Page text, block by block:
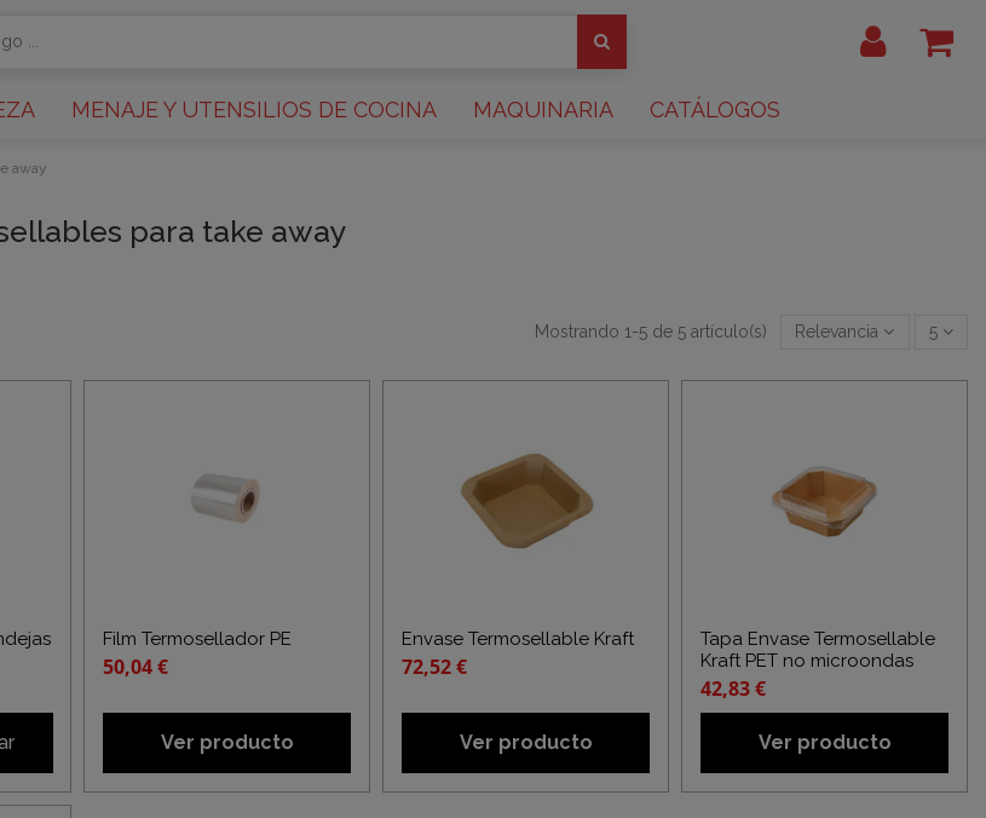
MENAJE Y UTENSILIOS DE COCINA MAQUINARIA CATÁLOGOS
away
para take away
Mostrando 1-5 de 5 artículo(s) Relevancia 5
Film Termosellador PE
50,04 €
Ver producto
Envase Termosellable Kraft
72,52 €
Ver producto
Tapa Envase Termosellable
Kraft PET no microondas
42,83 €
Ver producto